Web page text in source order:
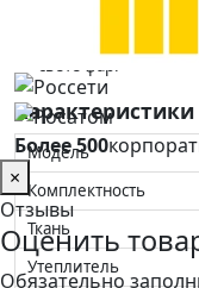
свете фар.
Модель
Комплектность
Ткань
Утеплитель
Более 500
×
Отзывы
Оценить
Обязательно